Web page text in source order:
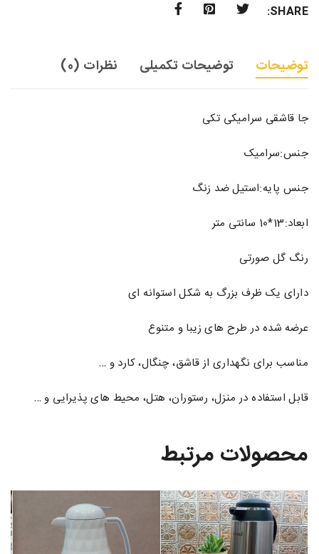
SHARE:
توضیحات توضیحات تکمیلی نظرات (0)
جا قاشقی سرامیکی تکی
جنس:سرامیک
جنس پایه:استیل ضد زنگ
ابعاد:13*10 سانتی متر
رنگ گل صورتی
دارای یک ظرف بزرگ به شکل استوانه ای
عرضه شده در طرح های زیبا و متنوع
مناسب برای نگهداری از قاشق، چنگال، کارد و …
قابل استفاده در منزل، رستوران، هتل، محیط های پذیرایی و …
محصولات مرتبط